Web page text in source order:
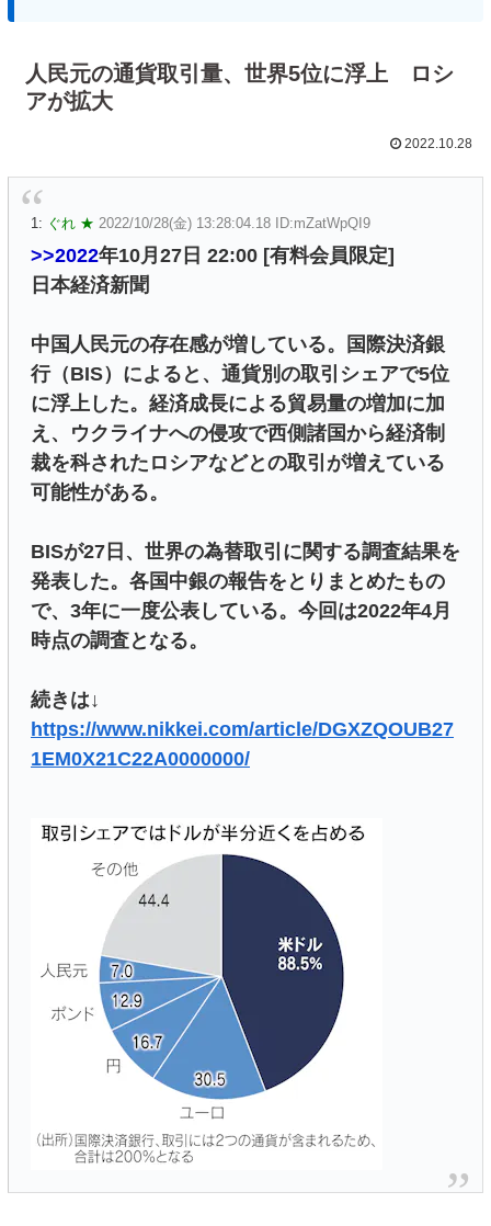
人民元の通貨取引量、世界5位に浮上 ロシ
アが拡大
2022.10.28
1: ぐれ ★ 2022/10/28(金) 13:28:04.18 ID:mZatWpQI9
>>2022年10月27日 22:00 [有料会員限定]
日本経済新聞
中国人民元の存在感が増している。国際決済銀
行（BIS）によると、通貨別の取引シェアで5位
に浮上した。経済成長による貿易量の増加に加
え、ウクライナへの侵攻で西側諸国から経済制
裁を科されたロシアなどとの取引が増えている
可能性がある。
BISが27日、世界の為替取引に関する調査結果を
発表した。各国中銀の報告をとりまとめたもの
で、3年に一度公表している。今回は2022年4月
時点の調査となる。
続きは↓
https://www.nikkei.com/article/DGXZQOUB27
1EM0X21C22A0000000/